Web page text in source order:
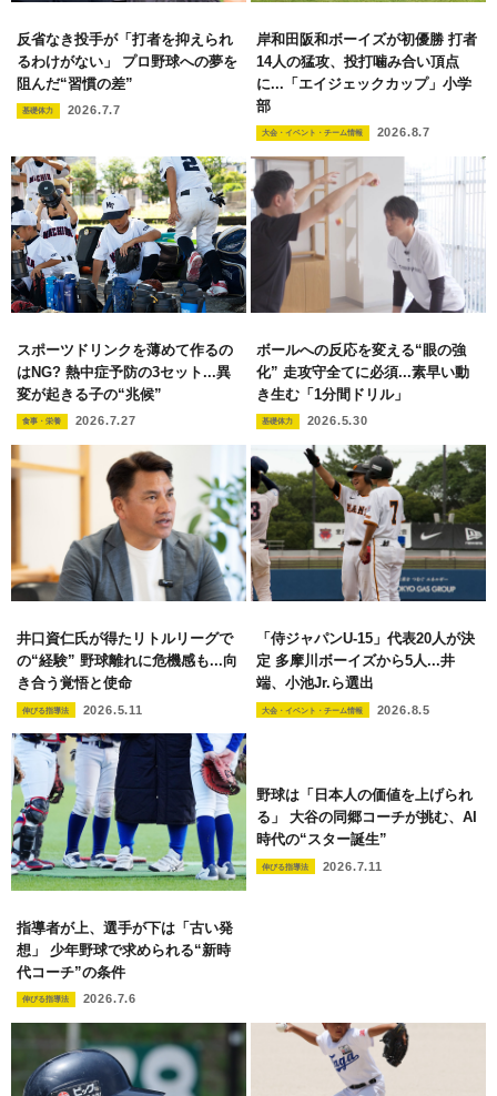
反省なき投手が「打者を抑えられ
るわけがない」 プロ野球への夢を
阻んだ“習慣の差”
基礎体力 2026.7.7
岸和田阪和ボーイズが初優勝 打者
14人の猛攻、投打噛み合い頂点
に...「エイジェックカップ」小学
部
大会・イベント・チーム情報 2026.8.7
スポーツドリンクを薄めて作るの
はNG? 熱中症予防の3セット...異
変が起きる子の“兆候”
食事・栄養 2026.7.27
ボールへの反応を変える“眼の強
化” 走攻守全てに必須...素早い動
き生む「1分間ドリル」
基礎体力 2026.5.30
井口資仁氏が得たリトルリーグで
の“経験” 野球離れに危機感も...向
き合う覚悟と使命
伸びる指導法 2026.5.11
「侍ジャパンU-15」代表20人が決
定 多摩川ボーイズから5人...井
端、小池Jr.ら選出
大会・イベント・チーム情報 2026.8.5
指導者が上、選手が下は「古い発
想」 少年野球で求められる“新時
代コーチ”の条件
伸びる指導法 2026.7.6
野球は「日本人の価値を上げられ
る」 大谷の同郷コーチが挑む、AI
時代の“スター誕生”
伸びる指導法 2026.7.11